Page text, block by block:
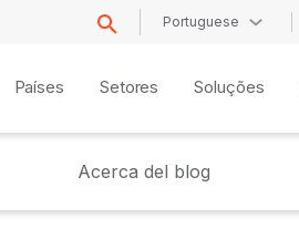
Portuguese
Países Setores Soluções
Acerca del blog